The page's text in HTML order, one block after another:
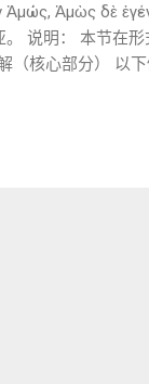
Ἀμώς, Ἀμὼς δὲ
说明： 本节在
核心部分） 以下
。 ➡ ...